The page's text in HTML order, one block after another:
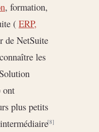
, formation,
( ERP,
de NetSuite
les
ont
plus petits
[8]